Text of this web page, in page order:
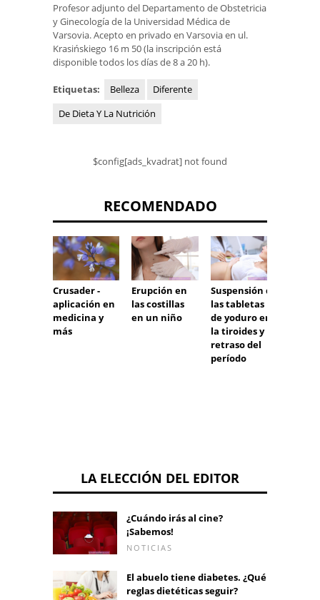
Profesor adjunto del Departamento de Obstetricia
y Ginecología de la Universidad Médica de
Varsovia. Acepto en privado en Varsovia en ul.
Krasińskiego 16 m 50 (la inscripción está
disponible todos los días de 8 a 20 h).
Etiquetas: Belleza
Diferente
De Dieta Y La Nutrición
$config[ads_kvadrat] not found
RECOMENDADO
Crusader -
aplicación en
medicina y
más
Erupción en
las costillas
en un niño
Suspensión de
las tabletas
de yoduro en
la tiroides y
retraso del
período
LA ELECCIÓN DEL EDITOR
¿Cuándo irás al cine?
¡Sabemos!
NOTICIAS
El abuelo tiene diabetes. ¿Qué
reglas dietéticas seguir?